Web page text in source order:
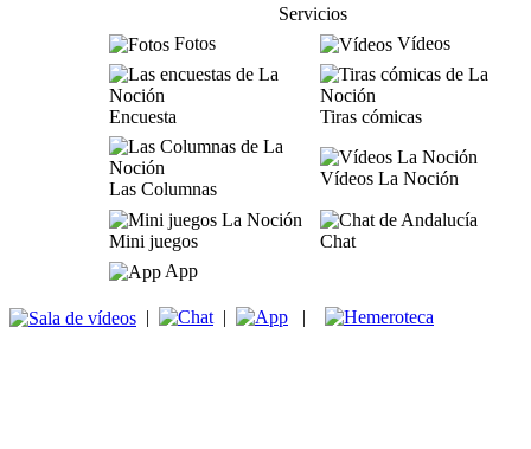
Servicios
Fotos
Vídeos
Encuesta Tiras cómicas
Las Columnas
Vídeos La Noción
Mini juegos
Chat
App
| | |